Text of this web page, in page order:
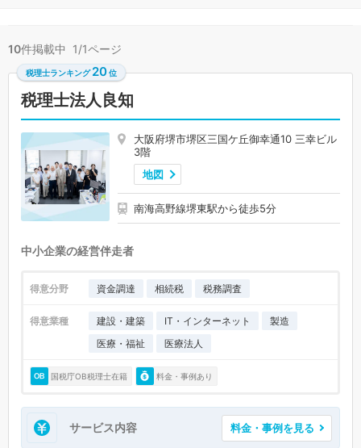
10件掲載中 1/1ページ
税理士ランキング 20位
税理士法人良知
大阪府堺市堺区三国ケ丘御幸通10 三幸ビル
3階
地図
南海高野線堺東駅から徒歩5分
中小企業の経営伴走者
得意分野 資金調達 相続税 税務調査
得意業種 建設・建築 IT・インターネット
製造
医療・福祉
医療法人
国税庁OB税理士在籍 料金・事例あり
サービス内容 料金・事例を見る